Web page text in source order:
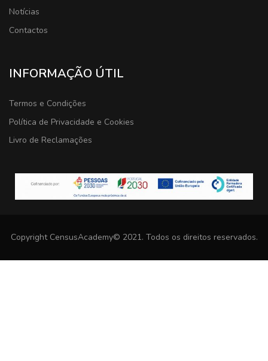
Notícias
Contactos
INFORMAÇÃO ÚTIL
Termos e Condições
Política de Privacidade e Cookies
Livro de Reclamações
Copyright CensusAcademy© 2021. Todos os direitos reservados.